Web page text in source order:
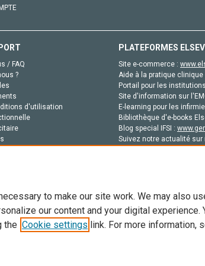
/ FAQ
?
d'utilisation
PLATEFORMES
Site e-commerce :
Aide à la pratique clinique
Portail pour les
Site d'information sur
E-learning pour les
Bibliothèque d'e-books
Blog special IFSI :
Suivez notre actualité sur
de ce site: Copyright © 2026 Elsevier, ses concédants de
la formation en IA et aux technologies similaires. Pour tout
to make our site work. We may also
our content and your digital experience.
the Cookie settings link. For more information,